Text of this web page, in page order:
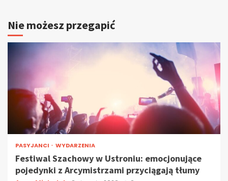
Nie możesz przegapić
PASYJANCI WYDARZENIA
Festiwal Szachowy w Ustroniu: emocjonujące
pojedynki z Arcymistrzami przyciągają tłumy